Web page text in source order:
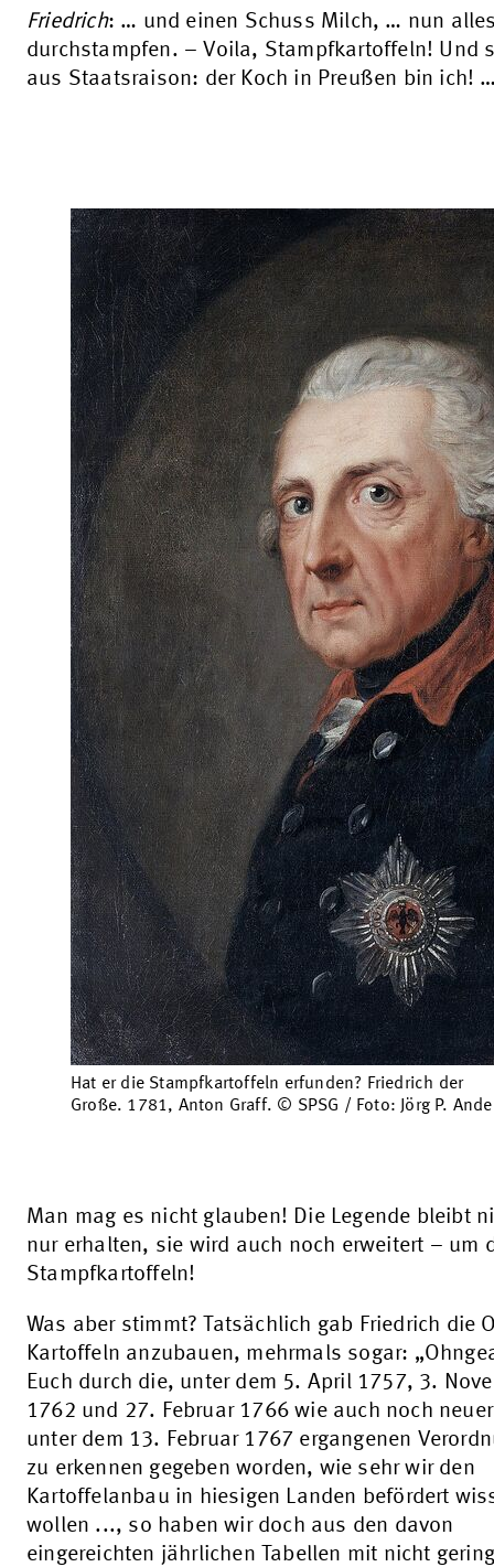
Friedrich: … und einen Schuss Milch, … nun
durchstampfen. – Voila, Stampfkartoffeln! Und
aus Staatsraison: der Koch in Preußen bin ich!
Hat er die Stampfkartoffeln erfunden? Friedrich der
Große. 1781, Anton Graff. © SPSG / Foto: Jörg P.
Man mag es nicht glauben! Die Legende bleibt
nur erhalten, sie wird auch noch erweitert – um
Stampfkartoffeln!
Was aber stimmt? Tatsächlich gab Friedrich die
Kartoffeln anzubauen, mehrmals sogar:
Euch durch die, unter dem 5. April 1757, 3.
1762 und 27. Februar 1766 wie auch noch
unter dem 13. Februar 1767 ergangenen
zu erkennen gegeben worden, wie sehr wir den
Kartoffelanbau in hiesigen Landen befördert
wollen ..., so haben wir doch aus den davon
eingereichten jährlichen Tabellen mit nicht